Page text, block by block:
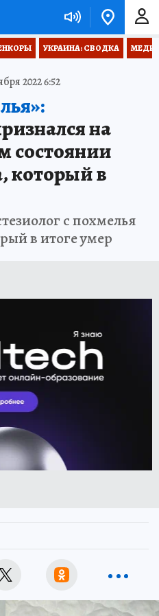
УКРАИНА: СВОДКА
2022 6:52
на
состоянии
который в
с похмелья
в итоге умер